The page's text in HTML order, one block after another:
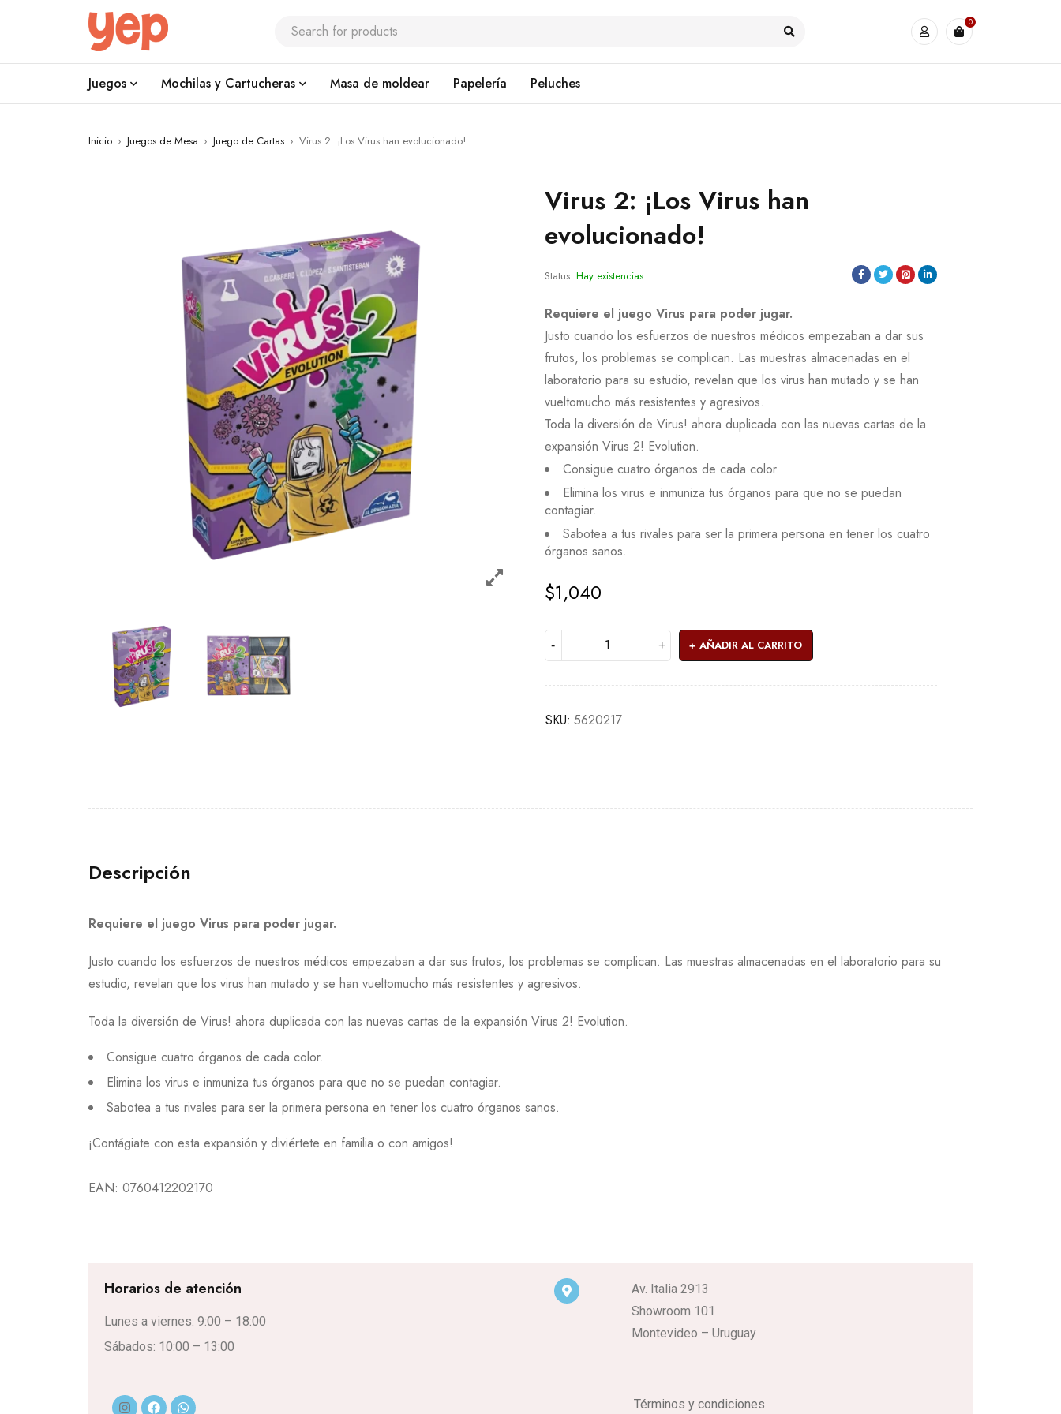
0
Juegos Mochilas y Cartucheras Masa de moldear Papelería Peluches
Inicio › Juegos de Mesa › Juego de Cartas › Virus 2: ¡Los Virus han evolucionado!
Virus 2: ¡Los Virus han
evolucionado!
Status: Hay existencias
Requiere el juego Virus para poder jugar.
Justo cuando los esfuerzos de nuestros médicos empezaban a dar sus
frutos, los problemas se complican. Las muestras almacenadas en el
laboratorio para su estudio, revelan que los virus han mutado y se han
vueltomucho más resistentes y agresivos.
Toda la diversión de Virus! ahora duplicada con las nuevas cartas de la
expansión Virus 2! Evolution.
Consigue cuatro órganos de cada color.
Elimina los virus e inmuniza tus órganos para que no se puedan
contagiar.
Sabotea a tus rivales para ser la primera persona en tener los cuatro
órganos sanos.
$1,040
AÑADIR AL CARRITO
SKU: 5620217
Descripción
Requiere el juego Virus para poder jugar.
Justo cuando los esfuerzos de nuestros médicos empezaban a dar sus frutos, los problemas se complican. Las muestras almacenadas en el laboratorio para su
estudio, revelan que los virus han mutado y se han vueltomucho más resistentes y agresivos.
Toda la diversión de Virus! ahora duplicada con las nuevas cartas de la expansión Virus 2! Evolution.
Consigue cuatro órganos de cada color.
Elimina los virus e inmuniza tus órganos para que no se puedan contagiar.
Sabotea a tus rivales para ser la primera persona en tener los cuatro órganos sanos.
¡Contágiate con esta expansión y diviértete en familia o con amigos!
EAN: 0760412202170
Horarios de atención
Lunes a viernes: 9:00 – 18:00
Sábados: 10:00 – 13:00
Av. Italia 2913
Showroom 101
Montevideo – Uruguay
Términos y condiciones